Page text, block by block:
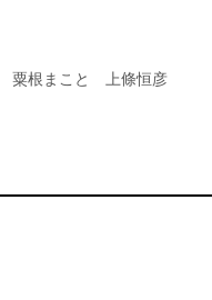
根まこと 上條恒彦